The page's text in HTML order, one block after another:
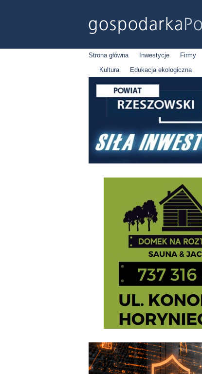
Strona główna Inwestycje Firmy
Kultura
Edukacja ekologiczna